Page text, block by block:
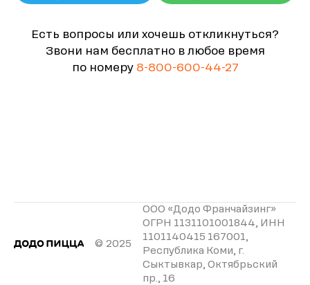
Есть вопросы или хочешь откликнуться?
Звони нам бесплатно в любое время
по номеру 8-800-600-44-27
© 2025
ООО «Додо Франчайзинг»
ОГРН 1131101001844, ИНН
1101140415 167001,
Республика Коми, г.
Сыктывкар, Октябрьский
пр., 16